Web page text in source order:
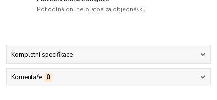
Pohodlná online platba za objednávku.
Kompletní specifikace
Komentáře 0